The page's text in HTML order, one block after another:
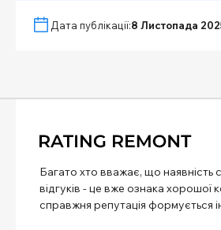
Дата публікації:8 Листопада
Багато хто вважає, що наявність
відгуків - це вже ознака хорошої
справжня репутація формується